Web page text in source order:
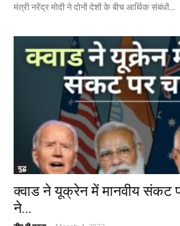
मंत्री नरेंद्र मोदी ने दोनों देशों के बीच आर्थिक संबंधों...
युद्ध
क्वाड ने यूक्रेन में मानवीय संकट
ने...